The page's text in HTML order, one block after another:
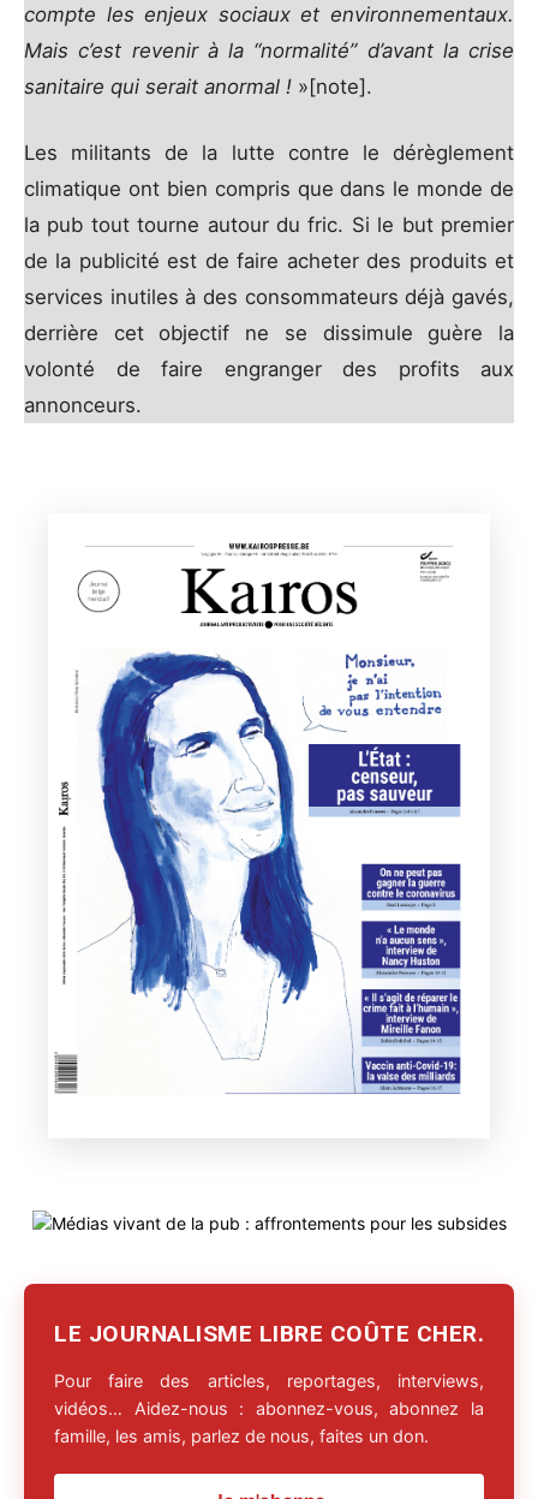
compte les enjeux sociaux et environnementaux.
Mais c’est revenir à la “normalité” d’avant la crise
sanitaire qui serait anormal ! »[note].
Les militants de la lutte contre le dérèglement
climatique ont bien compris que dans le monde de
la pub tout tourne autour du fric. Si le but premier
de la publicité est de faire acheter des produits et
services inutiles à des consommateurs déjà gavés,
derrière cet objectif ne se dissimule guère la
volonté de faire engranger des profits aux
annonceurs.
LE JOURNALISME LIBRE COÛTE CHER.
Pour faire des articles, reportages, interviews,
vidéos… Aidez-nous : abonnez-vous, abonnez la
famille, les amis, parlez de nous, faites un don.